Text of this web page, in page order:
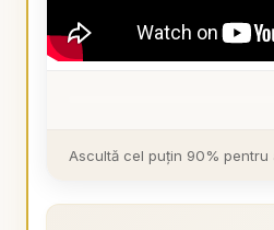
Ascultă cel puțin 90%